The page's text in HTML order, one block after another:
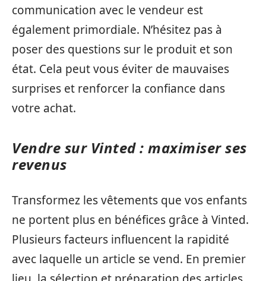
communication avec le vendeur est
également primordiale. N’hésitez pas à
poser des questions sur le produit et son
état. Cela peut vous éviter de mauvaises
surprises et renforcer la confiance dans
votre achat.
Vendre sur Vinted : maximiser ses
revenus
Transformez les vêtements que vos enfants
ne portent plus en bénéfices grâce à Vinted.
Plusieurs facteurs influencent la rapidité
avec laquelle un article se vend. En premier